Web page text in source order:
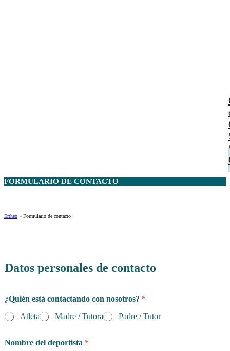
FORMULARIO DE CONTACTO
Ertheo » Formulario de contacto
Datos personales de contacto
¿Quién está contactando con nosotros? *
Atleta
Madre / Tutora Padre / Tutor
Nombre del deportista *